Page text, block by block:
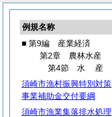
例規名称
■ 第9編 産業経済
第2章 農林水産
第4節 水 産
須崎市漁村振興特別対策
事業補助金交付要綱
須崎市漁業集落排水処理